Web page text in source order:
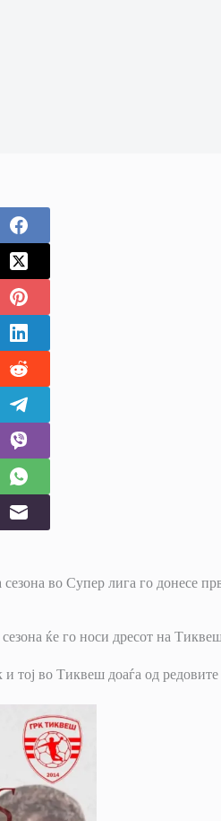
во Супер лига го донесе
ќе го носи дресот на
тој во Тиквеш доаѓа од